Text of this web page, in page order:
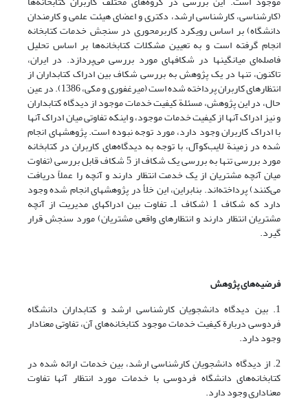
(کارشناسی، کارشناسی ارشد، دکتری و اعضای هیئت علمی و کارمندان
دانشگاه) بر اساس رویکرد کاربرمحوری در سنجش خدمات کتابخانه
انجام گرفته است و به تعیین مشکلات کتابخانه‌ها بر اساس تحلیل
فاصله‌ای میانگین­ها در شکافهای مورد بررسی می‌پردازد. در ایران،
تاکنون، تنها در یک پژوهش به بررسی شکاف بین ادراک کتابداران از
انتظارهای کاربران پرداخته شده است (میرغفوری و مکی، 1386). در عین
حال، در این پژوهش، مسئلة کیفیت خدمات موجود از دیدگاه کتابداران
و نیز ادراک آنها از کیفیت خدمات موجود، و اینکه تفاوتی میان ادراک آنها
با ادراک کاربران وجود دارد، مورد توجه نبوده است. پژوهشهای انجام
شده در زمینة لایب‌کوآل، با توجه به دیدگاه‌های کاربران در کتابخانه
مورد بررسی تنها به بررسی یک شکاف از 5 شکاف قابل بررسی (تفاوت
میان آنچه مشتریان از یک خدمت انتظار دارند و آنچه را عملاً دریافت
می‌کنند) پرداخته‌اند. بنابراین، این خلأ در پژوهشهای انجام شده وجود
دارد که شکاف 1 (شکاف 1ـ تفاوت بین ادراکهای مدیریت از آنچه
مشتریان انتظار دارند و انتظارهای واقعی مشتریان) مورد سنجش قرار
گیرد.
فرضیه‌های پژوهش
1. بین دیدگاه دانشجویان کارشناسی ارشد و کتابداران دانشگاه
فردوسی دربارة کیفیت خدمات موجود کتابخانه‌های آن، تفاوتی معنادار
وجود دارد.
2. از دیدگاه دانشجویان کارشناسی ارشد، بین خدمات ارائه شده در
کتابخانه‌های دانشگاه فردوسی با خدمات مورد انتظار آنها تفاوت
معناداری وجود دارد.